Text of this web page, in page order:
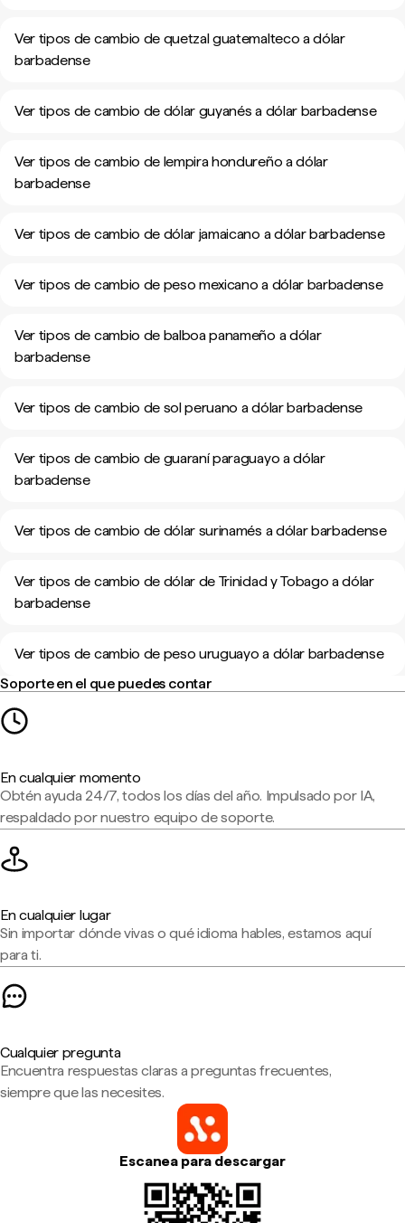
Ver tipos de cambio de quetzal guatemalteco a dólar
barbadense
Ver tipos de cambio de dólar guyanés a dólar barbadense
Ver tipos de cambio de lempira hondureño a dólar
barbadense
Ver tipos de cambio de dólar jamaicano a dólar barbadense
Ver tipos de cambio de peso mexicano a dólar barbadense
Ver tipos de cambio de balboa panameño a dólar
barbadense
Ver tipos de cambio de sol peruano a dólar barbadense
Ver tipos de cambio de guaraní paraguayo a dólar
barbadense
Ver tipos de cambio de dólar surinamés a dólar barbadense
Ver tipos de cambio de dólar de Trinidad y Tobago a dólar
barbadense
Ver tipos de cambio de peso uruguayo a dólar barbadense
Soporte en el que puedes contar
En cualquier momento
Obtén ayuda 24/7, todos los días del año. Impulsado por IA,
respaldado por nuestro equipo de soporte.
En cualquier lugar
Sin importar dónde vivas o qué idioma hables, estamos aquí
para ti.
Cualquier pregunta
Encuentra respuestas claras a preguntas frecuentes,
siempre que las necesites.
Escanea para descargar